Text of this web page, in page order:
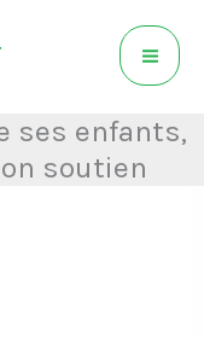
ses enfants,
soutien